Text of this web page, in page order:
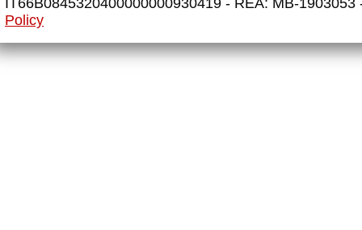
IT66B0845320400000000930419 - REA: MB-
Policy